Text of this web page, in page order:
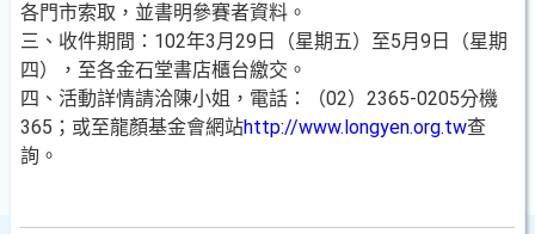
各門市索取，並書明參賽者資料。
三、收件期間：102年3月29日（星期五）至5月9日（星期
四），至各金石堂書店櫃台繳交。
四、活動詳情請洽陳小姐，電話：（02）2365-0205分機
365；或至龍顏基金會網站http://www.longyen.org.tw查
詢。